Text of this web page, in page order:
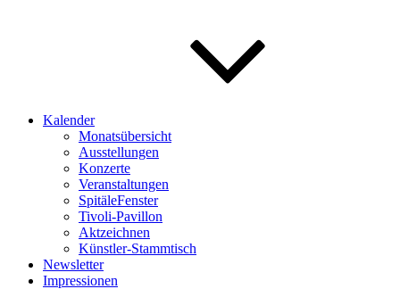
Kalender
Monatsübersicht
Ausstellungen
Konzerte
Veranstaltungen
SpitäleFenster
Tivoli-Pavillon
Aktzeichnen
Künstler-Stammtisch
Newsletter
Impressionen